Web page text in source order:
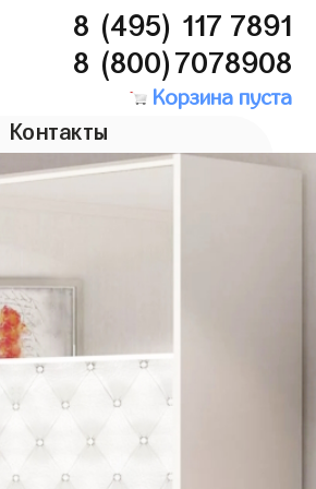
8 (495) 117 7891
8 (800)7078908
Корзина пуста
Контакты